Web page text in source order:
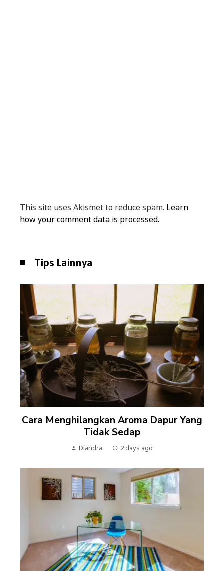
This site uses Akismet to reduce spam. Learn
how your comment data is processed.
Tips Lainnya
Cara Menghilangkan Aroma Dapur Yang
Tidak Sedap
Diandra 2 days ago